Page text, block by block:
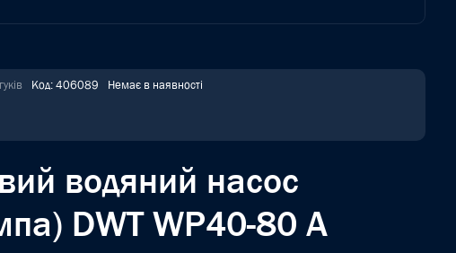
Код: 406089 Немає в наявності
водяний насос
DWT WP40-80 A